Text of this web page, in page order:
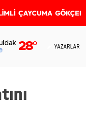
ÇAYCUMA
28° YAZARLAR